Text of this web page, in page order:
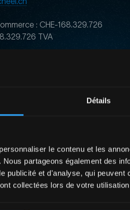
Détails
le contenu et les
partageons également des
publicité et d'analyse, qui
collectées lors de votre
: CHE-168.329.726
TVA
d’aideou